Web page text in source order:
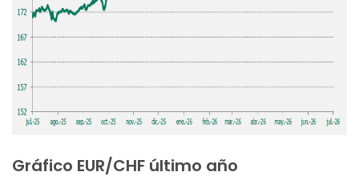
Gráfico EUR/CHF último año